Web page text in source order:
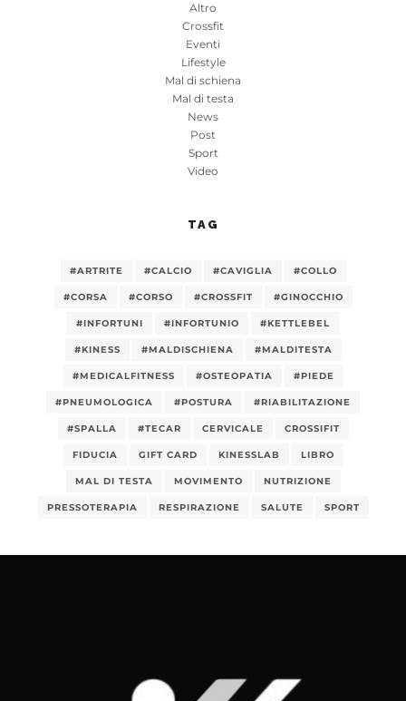
Altro
Crossfit
Eventi
Lifestyle
Mal di schiena
Mal di testa
News
Post
Sport
Video
TAG
#ARTRITE #CALCIO #CAVIGLIA #COLLO
#CORSA #CORSO #CROSSFIT #GINOCCHIO
#INFORTUNI #INFORTUNIO #KETTLEBEL
#KINESS #MALDISCHIENA #MALDITESTA
#MEDICALFITNESS #OSTEOPATIA #PIEDE
#PNEUMOLOGICA #POSTURA #RIABILITAZIONE
#SPALLA #TECAR CERVICALE CROSSIFIT
FIDUCIA GIFT CARD KINESSLAB LIBRO
MAL DI TESTA MOVIMENTO NUTRIZIONE
PRESSOTERAPIA RESPIRAZIONE SALUTE SPORT